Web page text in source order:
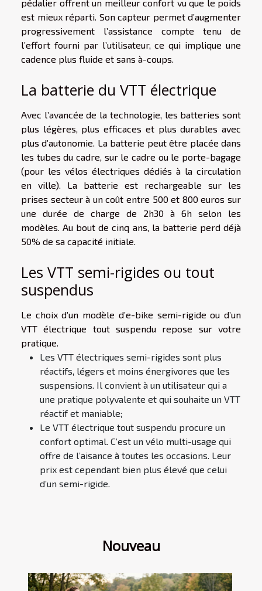
pédalier offrent un meilleur confort vu que le poids
est mieux réparti. Son capteur permet d’augmenter
progressivement l’assistance compte tenu de
l’effort fourni par l’utilisateur, ce qui implique une
cadence plus fluide et sans à-coups.
La batterie du VTT électrique
Avec l’avancée de la technologie, les batteries sont
plus légères, plus efficaces et plus durables avec
plus d’autonomie. La batterie peut être placée dans
les tubes du cadre, sur le cadre ou le porte-bagage
(pour les vélos électriques dédiés à la circulation
en ville). La batterie est rechargeable sur les
prises secteur à un coût entre 500 et 800 euros sur
une durée de charge de 2h30 à 6h selon les
modèles. Au bout de cinq ans, la batterie perd déjà
50% de sa capacité initiale.
Les VTT semi-rigides ou tout
suspendus
Le choix d’un modèle d’e-bike semi-rigide ou d’un
VTT électrique tout suspendu repose sur votre
pratique.
Les VTT électriques semi-rigides sont plus
réactifs, légers et moins énergivores que les
suspensions. Il convient à un utilisateur qui a
une pratique polyvalente et qui souhaite un VTT
réactif et maniable;
Le VTT électrique tout suspendu procure un
confort optimal. C’est un vélo multi-usage qui
offre de l’aisance à toutes les occasions. Leur
prix est cependant bien plus élevé que celui
d’un semi-rigide.
Nouveau